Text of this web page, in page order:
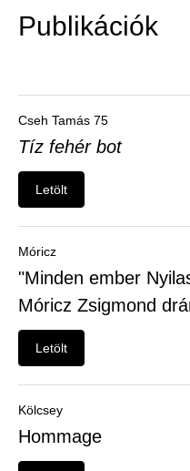
-
Felhasználói
menü
Publikációk
Cseh Tamás 75
Tíz fehér bot
Letölt
Móricz
"Minden ember
Móricz Zsigmond
Letölt
Kölcsey
Hommage